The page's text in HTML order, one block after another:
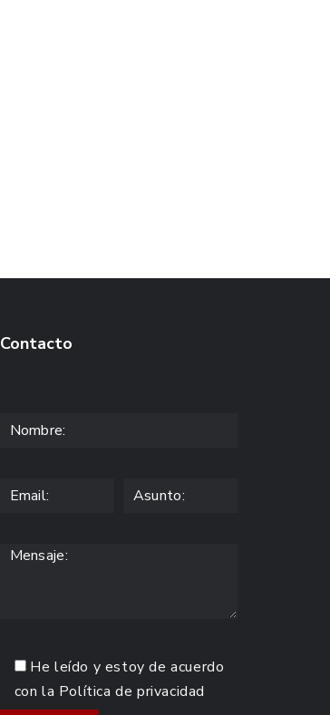
Contacto
He leído y estoy de acuerdo
con la Política de privacidad